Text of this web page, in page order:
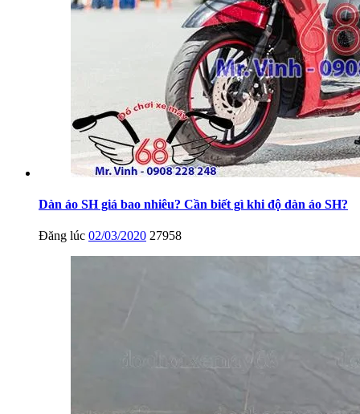
Dàn áo SH giá bao nhiêu? Cần biết gì khi độ dàn áo SH?
Đăng lúc 02/03/2020 27958